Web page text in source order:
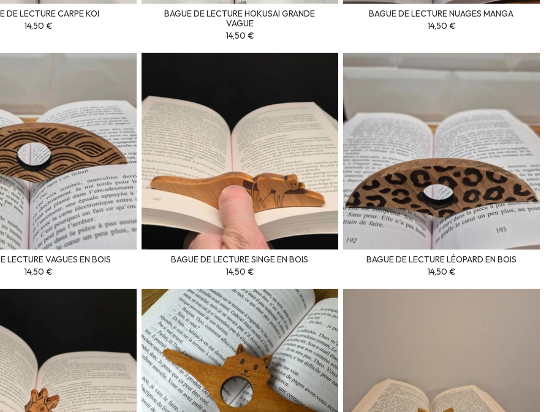
DE LECTURE CARPE KOI
14,50 €
BAGUE DE LECTURE HOKUSAI GRANDE
VAGUE
14,50 €
BAGUE DE LECTURE NUAGES MANGA
14,50 €
LECTURE VAGUES EN BOIS
14,50 €
BAGUE DE LECTURE SINGE EN BOIS
14,50 €
BAGUE DE LECTURE LÉOPARD EN BOIS
14,50 €